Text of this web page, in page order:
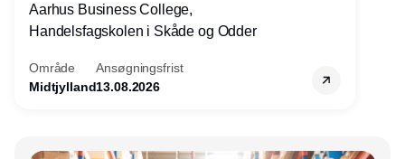
Aarhus Business College,
Handelsfagskolen i Skåde og Odder
Område
Midtjylland
Ansøgningsfrist
13.08.2026
Annonce